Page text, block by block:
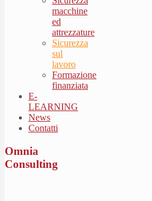
macchine
ed
attrezzature
Sicurezza
sul
lavoro
Formazione
finanziata
E-
LEARNING
News
Contatti
Omnia
Consulting